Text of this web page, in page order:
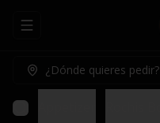
Abrir menu de navegación
¿Dónde quieres pedir?